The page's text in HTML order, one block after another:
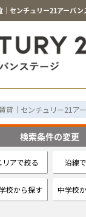
センチュリー21アーバン
貸｜センチュリー21ア
検索条件の変更
リアで絞る 沿線
校から探す 中学校